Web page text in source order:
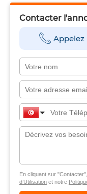
Contacter
Appelez
En cliquant sur
d’Utilisationet notre